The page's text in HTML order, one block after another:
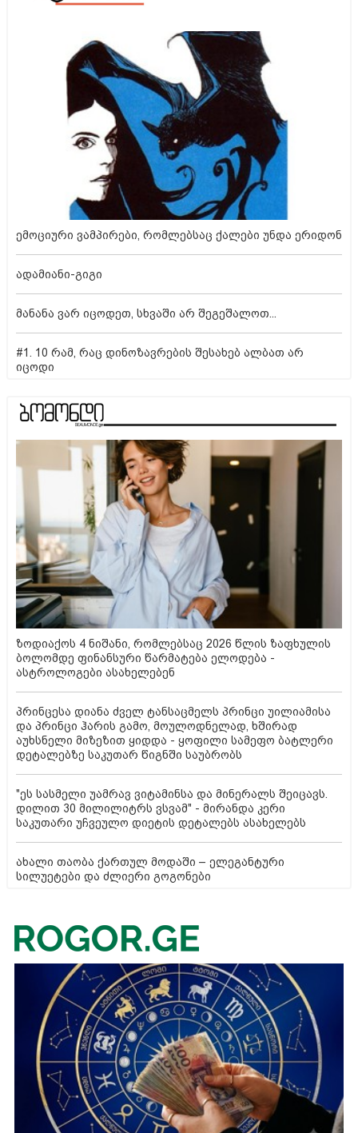
ემოციური ვამპირები, რომლებსაც ქალები უნდა ერიდონ
ადამიანი-გიგი
მანანა ვარ იცოდეთ, სხვაში არ შეგეშალოთ...
#1. 10 რამ, რაც დინოზავრების შესახებ ალბათ არ
იცოდი
ზოდიაქოს 4 ნიშანი, რომლებსაც 2026 წლის ზაფხულის
ბოლომდე ფინანსური წარმატება ელოდება -
ასტროლოგები ასახელებენ
პრინცესა დიანა ძველ ტანსაცმელს პრინცი უილიამისა
და პრინცი ჰარის გამო, მოულოდნელად, ხშირად
აუხსნელი მიზეზით ყიდდა - ყოფილი სამეფო ბატლერი
დეტალებზე საკუთარ წიგნში საუბრობს
"ეს სასმელი უამრავ ვიტამინსა და მინერალს შეიცავს.
დილით 30 მილილიტრს ვსვამ" - მირანდა კერი
საკუთარი უჩვეულო დიეტის დეტალებს ასახელებს
ახალი თაობა ქართულ მოდაში – ელეგანტური
სილუეტები და ძლიერი გოგონები